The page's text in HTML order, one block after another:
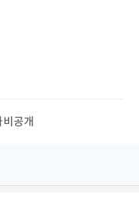
비공개